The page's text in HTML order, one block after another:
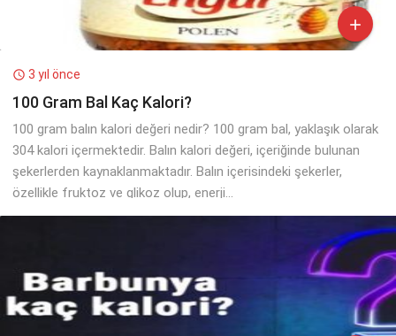

 3 yıl önce
100 Gram Bal Kaç Kalori?
100 gram balın kalori değeri nedir? 100 gram bal, yaklaşık olarak
304 kalori içermektedir. Balın kalori değeri, içeriğinde bulunan
şekerlerden kaynaklanmaktadır. Balın içerisindeki şekerler,
özellikle fruktoz ve glikoz olup, enerji...